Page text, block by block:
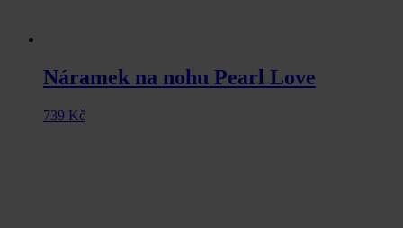
Náramek na nohu Pearl Love
739 Kč